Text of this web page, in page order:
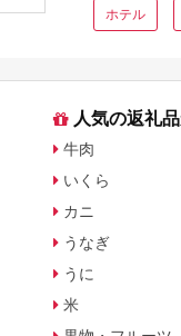
ホテル
人気の返礼
牛肉
いくら
カニ
うなぎ
うに
米